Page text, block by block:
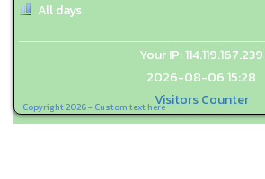
Copyright 2026 - Custom text here
All days
Your IP: 114.119.167.239
2026-08-06 15:28
Visitors Counter